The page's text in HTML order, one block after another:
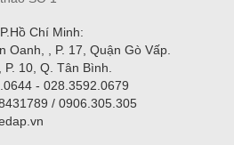
Chí Minh:
Oanh, , P. 17, Quận Gò Vấp.
10, Q. Tân Bình.
- 028.3592.0679
/ 0906.305.305